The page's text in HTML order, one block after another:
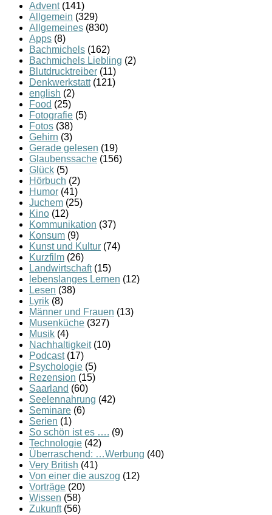
Advent(141)
Allgemein (329)
Allgemeines (830)
Apps (8)
Bachmichels (162)
Bachmichels Liebling (2)
Blutdrucktreiber (11)
Denkwerkstatt(121)
english (2)
Food (25)
Fotografie (5)
Fotos (38)
Gehirn (3)
Gerade gelesen (19)
Glaubenssache (156)
Glück (5)
Hörbuch (2)
Humor (41)
Juchem (25)
Kino (12)
Kommunikation (37)
Konsum (9)
Kunst und Kultur (74)
Kurzfilm (26)
Landwirtschaft(15)
lebenslanges Lernen (12)
Lesen (38)
Lyrik (8)
Männer und Frauen (13)
Musenküche (327)
Musik (4)
Nachhaltigkeit(10)
Podcast(17)
Psychologie (5)
Rezension (15)
Saarland (60)
Seelennahrung (42)
Seminare (6)
Serien (1)
So schön ist es …. (9)
Technologie (42)
Überraschend: …Werbung (40)
Very British (41)
Von einer die auszog (12)
Vorträge (20)
Wissen (58)
Zukunft(56)